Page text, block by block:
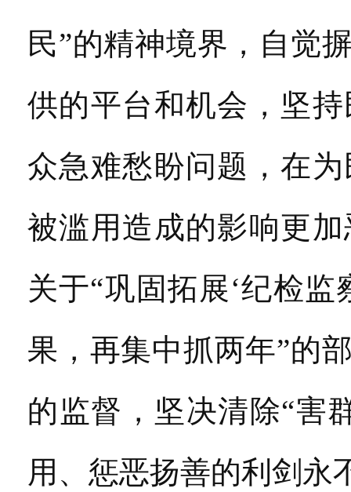
民”的精神境界，自觉
供的平台和机会，坚
众急难愁盼问题，在
被滥用造成的影响更
关于“巩固拓展‘纪检
果，再集中抓两年”的
的监督，坚决清除“害
用、惩恶扬善的利剑永